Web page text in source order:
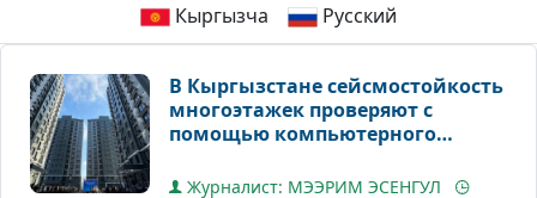
Кыргызча Русский
В Кыргызстане сейсмостойкость
многоэтажек проверяют с
помощью компьютерного
Журналист: МЭЭРИМ ЭСЕНГУЛ